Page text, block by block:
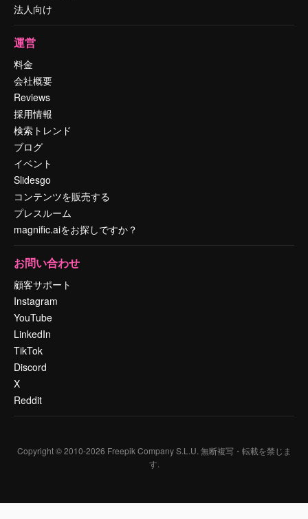
法人向け
運営
料金
会社概要
Reviews
採用情報
検索トレンド
ブログ
イベント
Slidesgo
コンテンツを販売する
プレスルーム
magnific.aiをお探しですか？
お問い合わせ
顧客サポート
Instagram
YouTube
LinkedIn
TikTok
Discord
X
Reddit
Copyright © 2010-2026 Freepik Company S.L.U. 無断複写・転載を禁じま
す.